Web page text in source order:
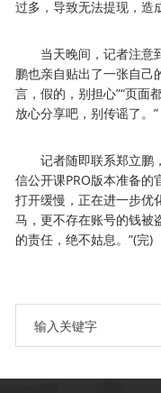
过多，导致无法提现，造
当天晚间，记者注意
鹏也亲自贴出了一张自己
言，假的，别担心”“页
放心分享吧，别传谣了。”
记者随即联系郑立鹏
信公开课PRO版本准备
打开缓慢，正在进一步优
马，更不存在账号的钱被
的责任，绝不姑息。”(完)